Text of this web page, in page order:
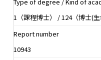
1（課程博士） / 124（博士(生
Report number
10943